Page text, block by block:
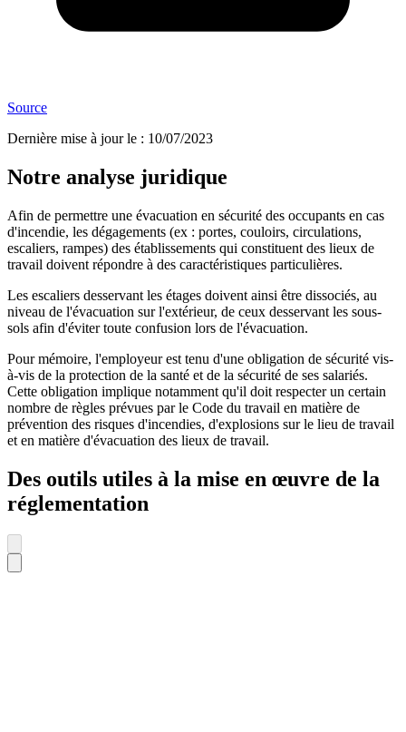
Source
Dernière mise à jour le : 10/07/2023
Notre analyse juridique
Afin de permettre une évacuation en sécurité des occupants en cas
d'incendie, les dégagements (ex : portes, couloirs, circulations,
escaliers, rampes) des établissements qui constituent des lieux de
travail doivent répondre à des caractéristiques particulières.
Les escaliers desservant les étages doivent ainsi être dissociés, au
niveau de l'évacuation sur l'extérieur, de ceux desservant les sous-
sols afin d'éviter toute confusion lors de l'évacuation.
Pour mémoire, l'employeur est tenu d'une obligation de sécurité vis-
à-vis de la protection de la santé et de la sécurité de ses salariés.
Cette obligation implique notamment qu'il doit respecter un certain
nombre de règles prévues par le Code du travail en matière de
prévention des risques d'incendies, d'explosions sur le lieu de travail
et en matière d'évacuation des lieux de travail.
Des outils utiles à la mise en œuvre de la
réglementation